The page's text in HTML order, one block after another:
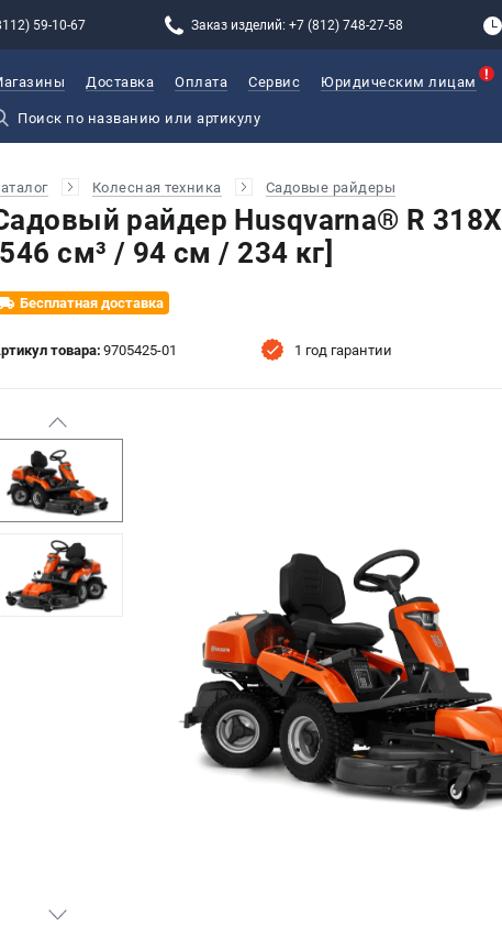
59-10-67 Заказ изделий: +7 (812) 748-27-58
Доставка Оплата Сервис Юридическим лицам
Колесная техника Садовые райдеры
райдер Husqvarna® R 318X
см³ / 94 см / 234 кг]
Бесплатная доставка
товара: 9705425-01 1 год гарантии